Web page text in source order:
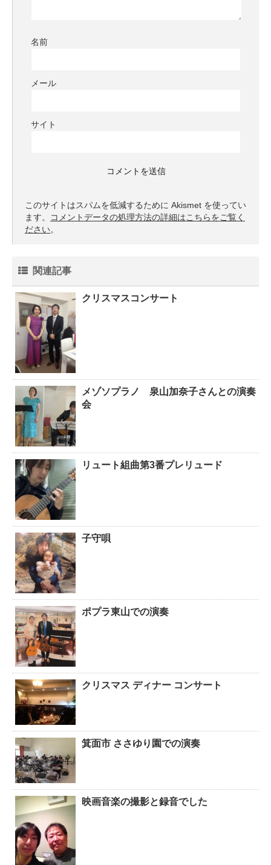
名前
メール
サイト
このサイトはスパムを低減するために Akismet を使ってい
ます。
コメントデータの処理方法の詳細はこちらをご覧く
ださい。
関連記事
クリスマスコンサート
メゾソプラノ 泉山加奈子さんとの演奏
会
リュート組曲第3番プレリュード
子守唄
ポプラ東山での演奏
クリスマス ディナー コンサート
箕面市 ささゆり園での演奏
映画音楽の撮影と録音でした